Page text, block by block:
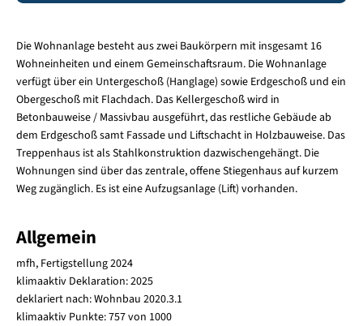
Die Wohnanlage besteht aus zwei Baukörpern mit insgesamt 16
Wohneinheiten und einem Gemeinschaftsraum. Die Wohnanlage
verfügt über ein Untergeschoß (Hanglage) sowie Erdgeschoß und ein
Obergeschoß mit Flachdach. Das Kellergeschoß wird in
Betonbauweise / Massivbau ausgeführt, das restliche Gebäude ab
dem Erdgeschoß samt Fassade und Liftschacht in Holzbauweise. Das
Treppenhaus ist als Stahlkonstruktion dazwischengehängt. Die
Wohnungen sind über das zentrale, offene Stiegenhaus auf kurzem
Weg zugänglich. Es ist eine Aufzugsanlage (Lift) vorhanden.
Allgemein
mfh, Fertigstellung 2024
klimaaktiv Deklaration: 2025
deklariert nach: Wohnbau 2020.3.1
klimaaktiv Punkte: 757 von 1000